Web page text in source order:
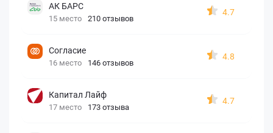
АК БАРС
15 место 210 отзывов
4.7
Согласие
16 место 146 отзывов
4.8
Капитал Лайф
17 место 173 отзыва
4.7